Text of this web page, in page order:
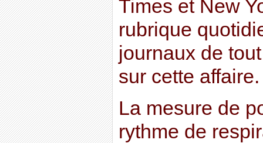
Times et New
rubrique
journaux de
sur cette affaire.
La mesure de
rythme de